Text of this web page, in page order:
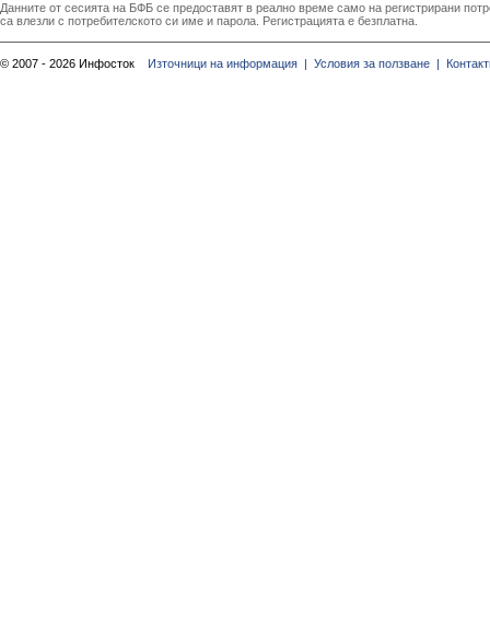
Данните от сесията на БФБ се предоставят в реално време само на регистрирани
са влезли с потребителското си име и парола. Регистрацията е безплатна.
© 2007 - 2026 Инфосток Източници на информация | Условия за ползване |